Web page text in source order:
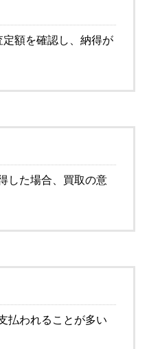
額を確認し、納得が
した場合、買取の意
払われることが多い